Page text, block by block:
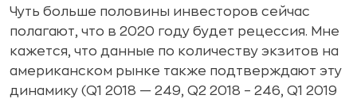
Чуть больше половины инвесторов сейчас
полагают, что в 2020 году будет рецессия. Мне
кажется, что данные по количеству экзитов на
американском рынке также подтверждают эту
динамику (Q1 2018 — 249, Q2 2018 – 246, Q1 2019